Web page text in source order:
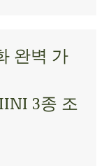
완벽 가
3종 조